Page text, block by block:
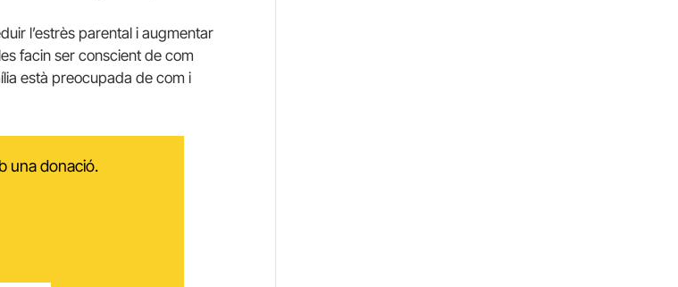
l’estrès parental i augmentar
facin ser conscient de com
està preocupada de com i
una donació.